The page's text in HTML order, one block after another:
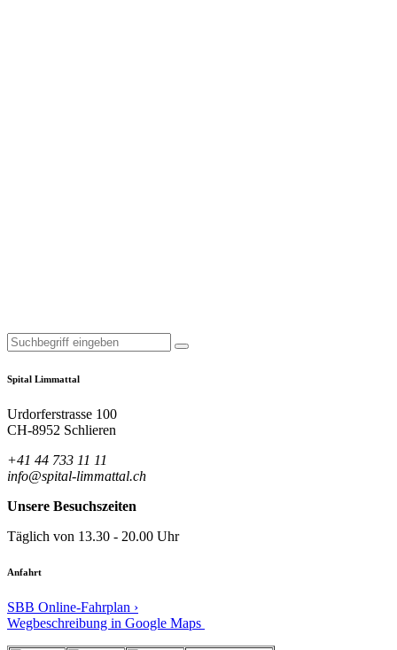
Spital Limmattal
Urdorferstrasse 100
CH-8952 Schlieren
+41 44 733 11 11
info@spital-limmattal.ch
Unsere Besuchszeiten
Täglich von 13.30 - 20.00 Uhr
Anfahrt
SBB Online-Fahrplan ›
Wegbeschreibung in Google Maps